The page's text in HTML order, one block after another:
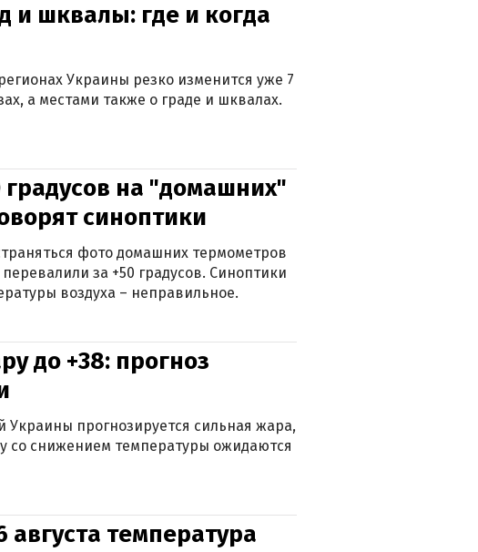
и шквалы: где и когда
Украины резко изменится уже 7
а местами также о граде и шквалах.
на "домашних"
синоптики
фото домашних термометров
за +50 градусов. Синоптики
воздуха – неправильное.
до +38: прогноз
прогнозируется сильная жара,
со снижением температуры ожидаются
температура